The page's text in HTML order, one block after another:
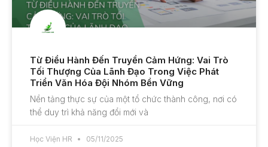
Từ Điều Hành Đến Truyền Cảm Hứng: Vai Trò
Tối Thượng Của Lãnh Đạo Trong Việc Phát
Triển Văn Hóa Đội Nhóm Bền Vững
Nền tảng thực sự của một tổ chức thành công, nơi có
thể duy trì khả năng đổi mới và
Học Viện HR 05/11/2025